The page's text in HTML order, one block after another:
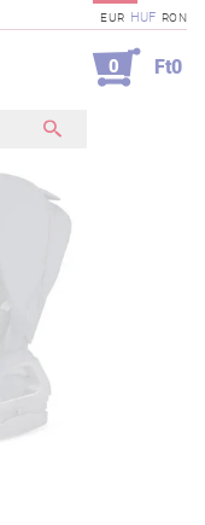
EUR HUF RON
0 Ft0